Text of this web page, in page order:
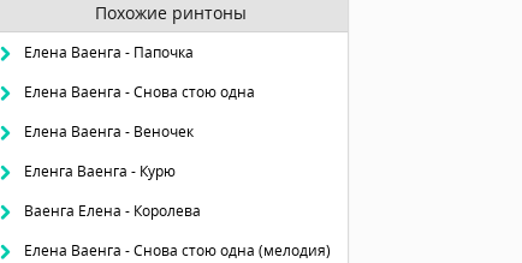
Похожие ринтоны
Елена Ваенга - Папочка
Елена Ваенга - Снова стою одна
Елена Ваенга - Веночек
Еленга Ваенга - Курю
Ваенга Елена - Королева
Елена Ваенга - Снова стою одна (мелодия)